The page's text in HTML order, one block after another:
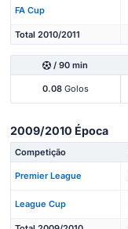
FA Cup
Total 2010/2011
/ 90 min
0.08Golos
2009/2010 Época
Competição
Premier League
League Cup